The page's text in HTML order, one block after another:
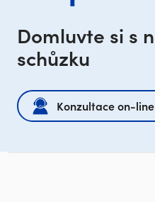
Domluvte si s
schůzku
Konzultace on-line